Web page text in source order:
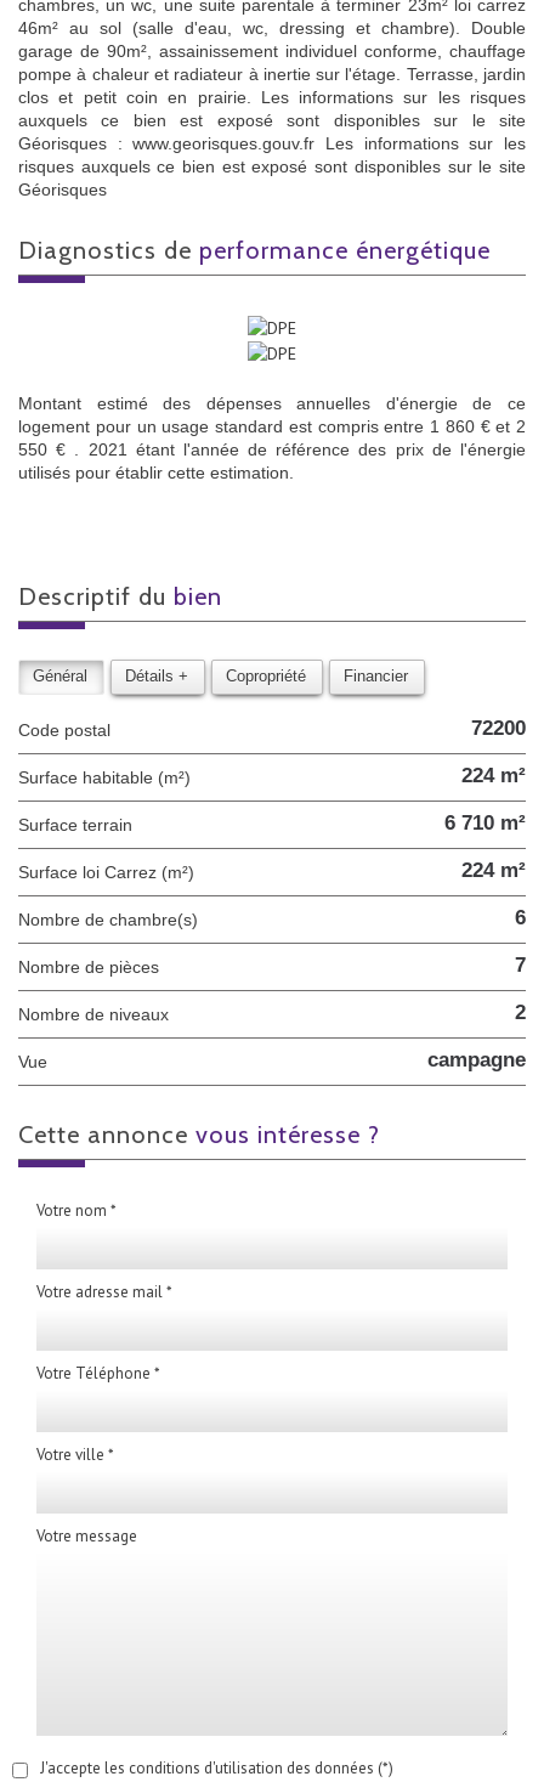
chambres, un wc, une suite parentale à terminer 23m² loi carrez
46m² au sol (salle d'eau, wc, dressing et chambre). Double
garage de 90m², assainissement individuel conforme, chauffage
pompe à chaleur et radiateur à inertie sur l'étage. Terrasse, jardin
clos et petit coin en prairie. Les informations sur les risques
auxquels ce bien est exposé sont disponibles sur le site
Géorisques : www.georisques.gouv.fr Les informations sur les
risques auxquels ce bien est exposé sont disponibles sur le site
Géorisques
diagnostics de performance énergétique
Montant estimé des dépenses annuelles d'énergie de ce
logement pour un usage standard est compris entre 1 860 € et 2
550 € . 2021 étant l'année de référence des prix de l'énergie
utilisés pour établir cette estimation.
descriptif du bien
Général Détails + Copropriété Financier
Code postal 72200
Surface habitable (m²) 224 m²
surface terrain 6 710 m²
Surface loi Carrez (m²) 224 m²
Nombre de chambre(s) 6
Nombre de pièces 7
Nombre de niveaux 2
Vue campagne
cette annonce vous intéresse ?
Votre nom *
Votre adresse mail *
Votre Téléphone *
Votre ville *
Votre message
J'accepte les conditions d'utilisation des données (*)